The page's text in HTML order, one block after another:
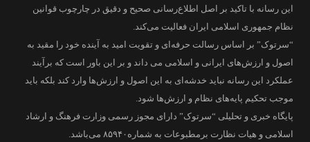
این رسانه با تاکید بر اصل اطلاع‌رسانی صحیح و دقیق در چارچوب قوانین
نظام جمهوری اسلامی ایران فعالیت می‌کند.
“سرتوک” بر اساس رسالت حرفه‌ای و تقویت امید به آینده خود را مقید به
اصول و ارزش‌های ایرانی و اسلامی می داند و بر این باور است که برآیند
عملکرد این رسانه نباید خدشه‌ای به این اصول و ارزش‌ها وارد کند بلکه باید
موجب تحکیم پایه‌های نظام و ارزش‌ها شود.
پایگاه خبری و تحلیلی “سرتوک” دارای مجوز رسمی وزارت فرهنگ و ارشاد
اسلامی و هیات نظارت برمطبوعات به شماره۸۵۹۴۰ می‌باشد.